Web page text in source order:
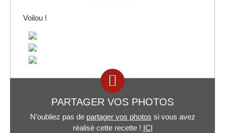
Voilou !
PARTAGER VOS PHOTOS
N'oubliez pas de partager vos photos si vous avez
réalisé cette recette ! ICI